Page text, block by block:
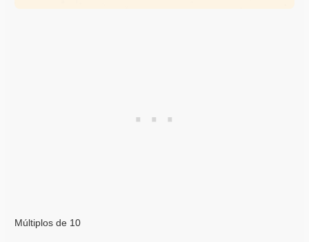
Múltiplos de 10